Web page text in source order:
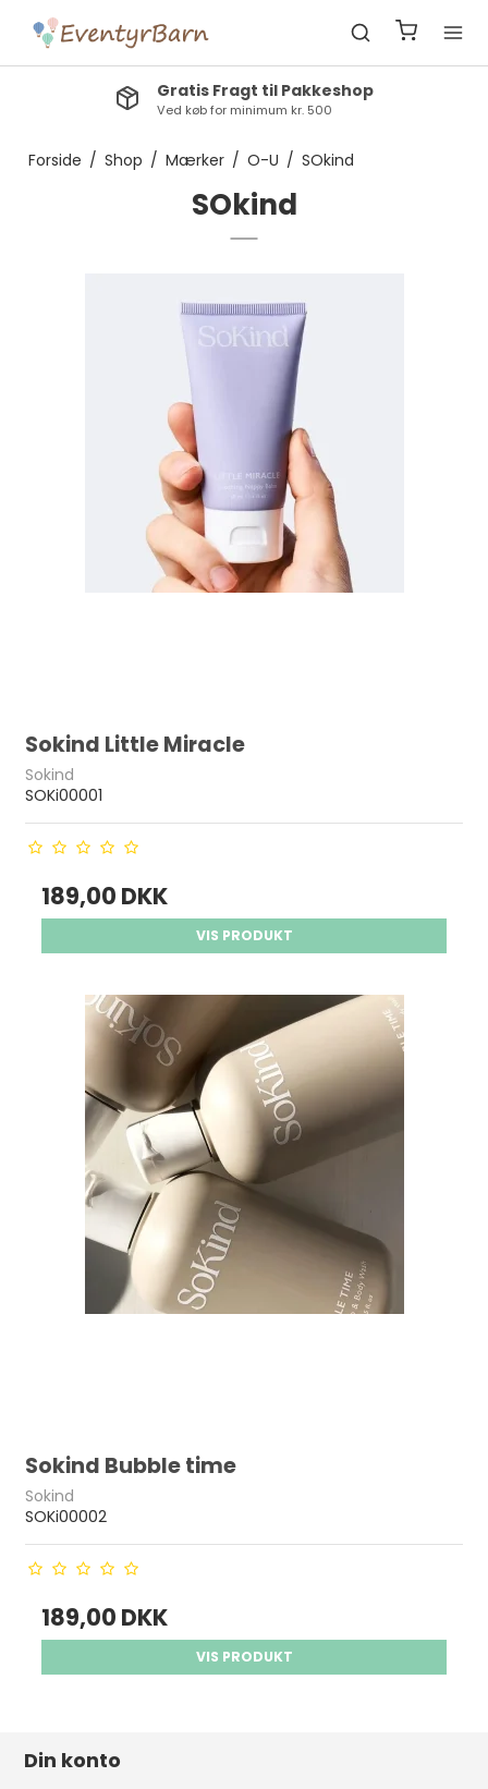
Gratis Fragt til Pakkeshop
Ved køb for minimum kr. 500
Forside / Shop / Mærker / O-U / SOkind
SOkind
Sokind Little Miracle
Sokind
SOKi00001
189,00 DKK
VIS PRODUKT
Sokind Bubble time
Sokind
SOKi00002
189,00 DKK
VIS PRODUKT
Din konto